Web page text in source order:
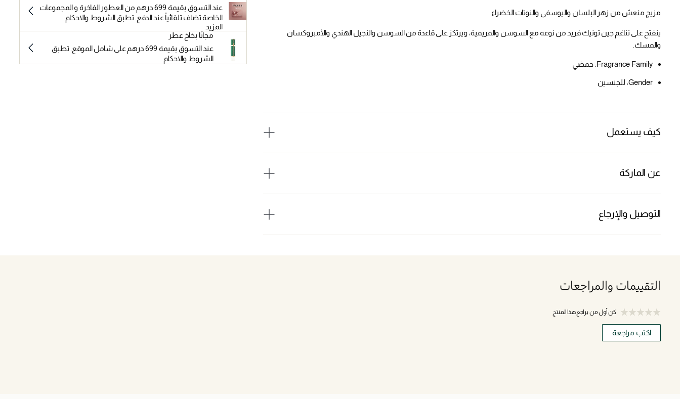
مزيج منعش من زهر البلسان واليوسفي والنوتات الخضراء
ينفتح على تناغم جين تونيك فريد من نوعه مع السوسن والمريمية، ويرتكز على قاعدة من السوسن والنجيل الهندي والأمبروكسان
والمسك.
Fragrance Family: حمضي
Gender: للجنسين
كيف يستعمل
عن الماركة
التوصيل والإرجاع
عند التسوق بقيمة 699 درهم من العطور الفاخرة و المجموعات
الخاصة تضاف تلقائياً عند الدفع. تطبق الشروط والاحكام
المزيد
مجانًا بخاخ عطر
عند التسوق بقيمة 699 درهم على شامل الموقع. تطبق
الشروط والاحكام
التقييمات والمراجعات
كن أول من يراجع هذا المنتج
اكتب مراجعة